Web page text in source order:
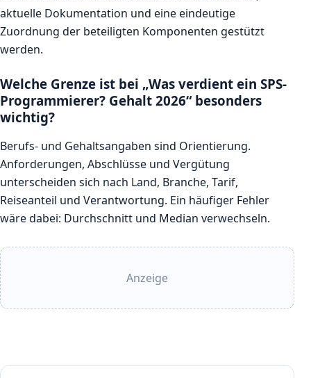
aktuelle Dokumentation und eine eindeutige
Zuordnung der beteiligten Komponenten gestützt
werden.
Welche Grenze ist bei „Was verdient ein SPS-
Programmierer? Gehalt 2026“ besonders
wichtig?
Berufs- und Gehaltsangaben sind Orientierung.
Anforderungen, Abschlüsse und Vergütung
unterscheiden sich nach Land, Branche, Tarif,
Reiseanteil und Verantwortung. Ein häufiger Fehler
wäre dabei: Durchschnitt und Median verwechseln.
Anzeige